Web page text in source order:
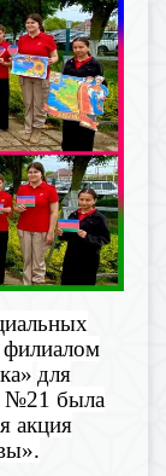
ых
филиалом
для
№21 была
акция
.